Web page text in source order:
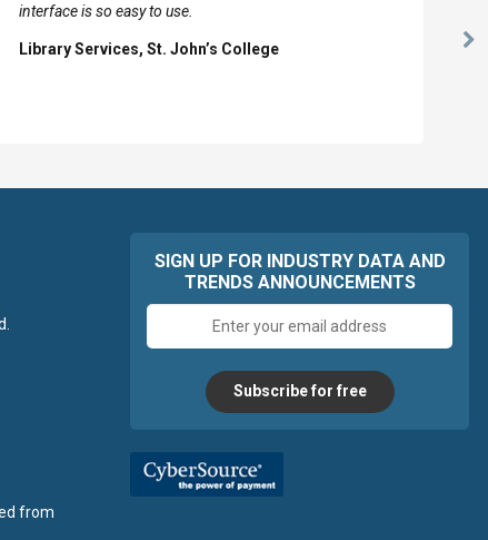
interface is so easy to use.
Library Services, St. John’s College
from
SIGN UP FOR INDUSTRY DATA AND
TRENDS ANNOUNCEMENTS
address
Subscribe for free